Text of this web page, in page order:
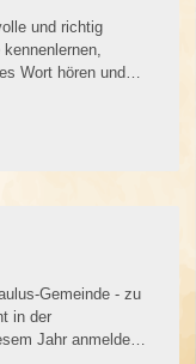
und richtig
Wort hören und
Gemeinde - zu
in der
Jahr anmelden?